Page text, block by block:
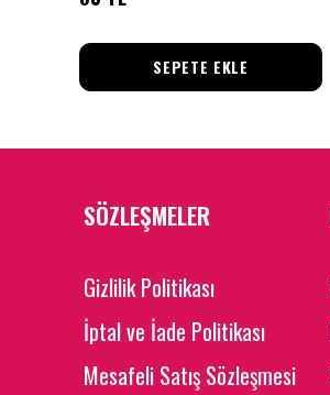
SEPETE EKLE
SÖZLEŞMELER
Gizlilik Politikası
İptal ve İade Politikası
Mesafeli Satış Sözleşmesi